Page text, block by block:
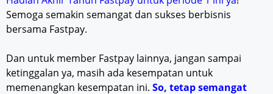
Semoga semakin semangat dan sukses berbisnis
bersama Fastpay.
Dan untuk member Fastpay lainnya, jangan sampai
ketinggalan ya, masih ada kesempatan untuk
memenangkan kesempatan ini. So, tetap semangat